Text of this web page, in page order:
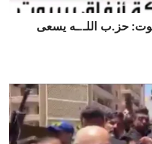
حز.ب اللـ.ـه يسعى